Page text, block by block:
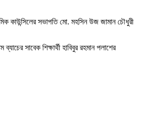
কাউন্সিলের সভাপতি মো. মহসিন উজ জামান চৌধুরী
সাবেক শিক্ষার্থী হাবিবুর রহমান পলাশের